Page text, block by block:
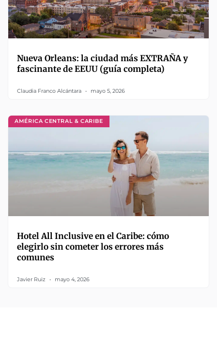
Nueva Orleans: la ciudad más EXTRAÑA y
fascinante de EEUU (guía completa)
Claudia Franco Alcántara mayo 5, 2026
AMÉRICA CENTRAL & CARIBE
Hotel All Inclusive en el Caribe: cómo
elegirlo sin cometer los errores más
comunes
Javier Ruiz mayo 4, 2026